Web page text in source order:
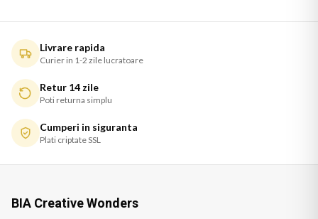
Livrare rapida
Curier in 1-2 zile lucratoare
Retur 14 zile
Poti returna simplu
Cumperi in siguranta
Plati criptate SSL
BIA Creative Wonders